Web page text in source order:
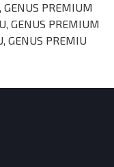
GENUS PREMIUM
GENUS PREMIUM
GENUS PREMIU